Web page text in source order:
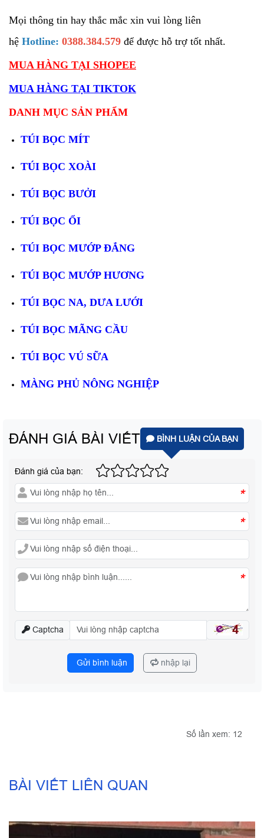
Mọi thông tin hay thắc mắc xin vui lòng liên
hệ Hotline: 0388.384.579 để được hỗ trợ tốt nhất.
MUA HÀNG TẠI SHOPEE
MUA HÀNG TẠI TIKTOK
DANH MỤC SẢN PHẨM
TÚI BỌC MÍT
TÚI BỌC XOÀI
TÚI BỌC BƯỞI
TÚI BỌC ỔI
TÚI BỌC MƯỚP ĐẮNG
TÚI BỌC MƯỚP HƯƠNG
TÚI BỌC NA, DƯA LƯỚI
TÚI BỌC MÃNG CẦU
TÚI BỌC VÚ SỮA
MÀNG PHỦ NÔNG NGHIỆP
ĐÁNH GIÁ BÀI VIẾT BÌNH LUẬN CỦA BẠN
Đánh giá của bạn:
*
*
*
Captcha
Gửi bình luận nhập lại
Số lần xem: 12
BÀI VIẾT LIÊN QUAN